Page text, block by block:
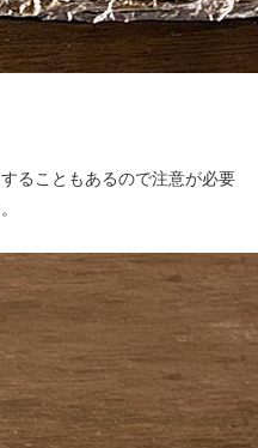
ることもあるので注意が必要